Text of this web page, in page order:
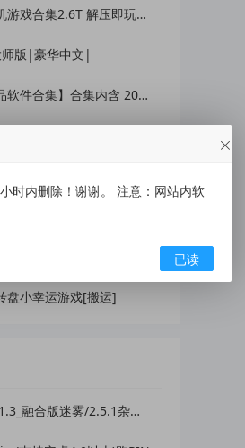
解压即玩 网盘下载 一键端免安装免配置
版|豪华中文|
合集内含 2000 +实用工具 【1.5GB】
盘小幸运游戏[搬运]
合版迷雾/2.5.1杂交电脑版
时内删除！谢谢。 注意：网站内软
已读